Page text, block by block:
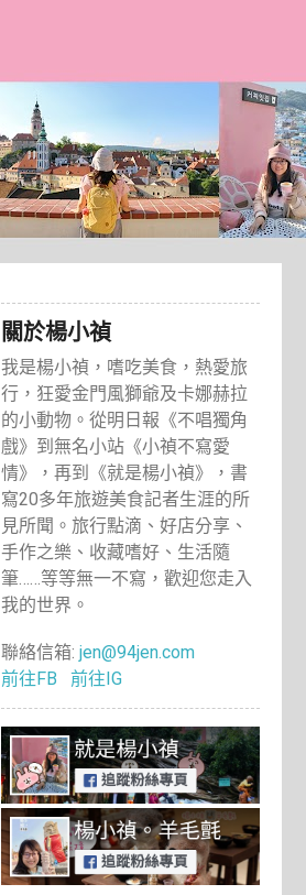
關於楊小禎
我是楊小禎，嗜吃美食，熱愛旅
行，狂愛金門風獅爺及卡娜赫拉
的小動物。從明日報《不唱獨角
戲》到無名小站《小禎不寫愛
情》，再到《就是楊小禎》，書
寫20多年旅遊美食記者生涯的所
見所聞。旅行點滴、好店分享、
手作之樂、收藏嗜好、生活隨
筆……等等無一不寫，歡迎您走入
我的世界。
聯絡信箱: jen@94jen.com
前往FB
前往IG